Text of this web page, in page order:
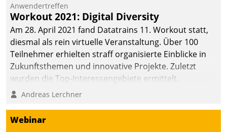
Cloud-Strategien und -
Lösungen mit hohem
Zukunftspotenzial.
Anwendertreffen
Workout 2021: Digital Diversity
Am 28. April 2021 fand Datatrains 11. Workout statt,
diesmal als rein virtuelle Veranstaltung. Über 100
Teilnehmer erhielten straff organisierte Einblicke in
Zukunftsthemen und innovative Projekte. Zuletzt
wurden die Top-Interessengebiete ermittelt.
Andreas Lerchner
Webinar